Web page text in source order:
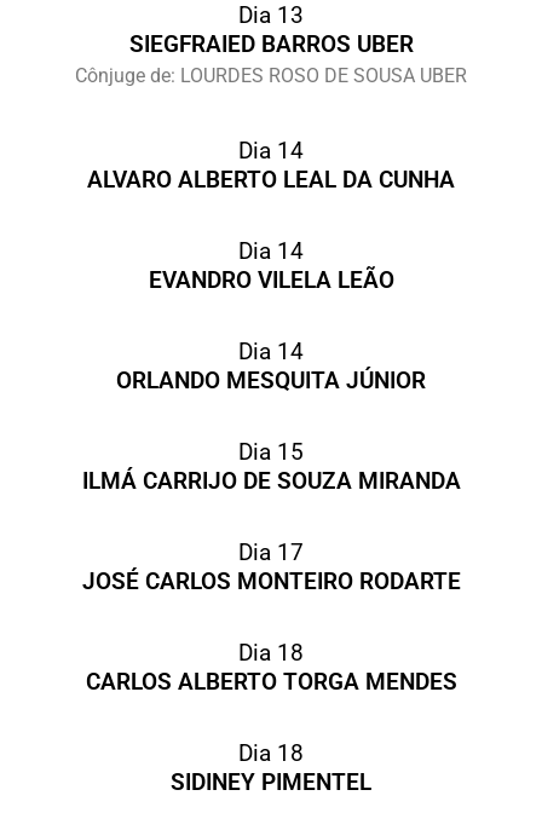
Dia 13
SIEGFRAIED BARROS UBER
Cônjuge de: LOURDES ROSO DE SOUSA UBER
Dia 14
ALVARO ALBERTO LEAL DA CUNHA
Dia 14
EVANDRO VILELA LEÃO
Dia 14
ORLANDO MESQUITA JÚNIOR
Dia 15
ILMÁ CARRIJO DE SOUZA MIRANDA
Dia 17
JOSÉ CARLOS MONTEIRO RODARTE
Dia 18
CARLOS ALBERTO TORGA MENDES
Dia 18
SIDINEY PIMENTEL